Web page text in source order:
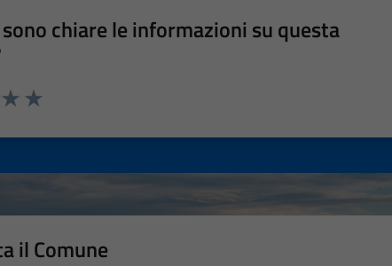
chiare le informazioni su questa
il Comune